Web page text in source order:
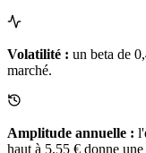
Volatilité : un beta de
marché.
Amplitude annuelle :
haut à 5,55 € donne